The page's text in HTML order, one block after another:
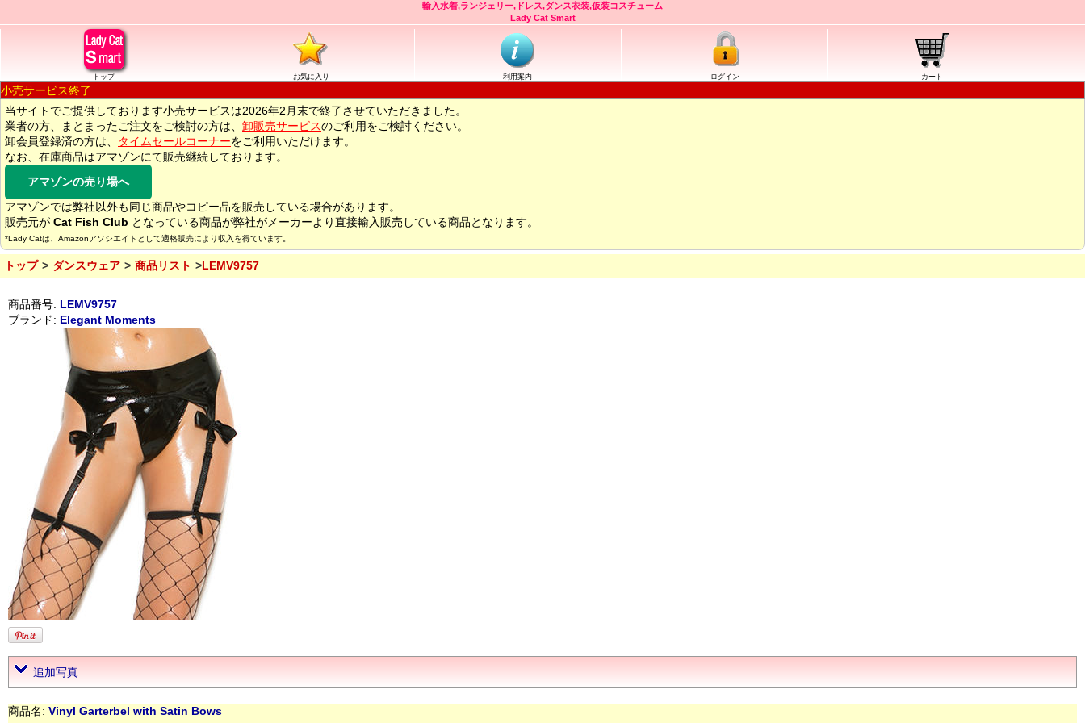
輸入水着,ランジェリー,ドレス,ダンス衣装,仮装コスチューム
Lady Cat Smart
トップ お気に入り 利用案内 ログイン カート
小売サービス終了
当サイトでご提供しております小売サービスは2026年2月末で終了させていただきました。
業者の方、まとまったご注文をご検討の方は、 卸販売サービスのご利用をご検討ください。
卸会員登録済の方は、
タイムセールコーナーをご利用いただけます。
なお、在庫商品はアマゾンにて販売継続しております。
アマゾンの売り場へ
アマゾンでは弊社以外も同じ商品やコピー品を販売している場合があります。
販売元が Cat Fish Club となっている商品が弊社がメーカーより直接輸入販売している商品となります。
*Lady Catは、Amazonアソシエイトとして適格販売により収入を得ています。
トップ ダンスウェア 商品リスト LEMV9757
商品番号: LEMV9757
ブランド: Elegant Moments
追加写真
商品名: Vinyl Garterbel with Satin Bows